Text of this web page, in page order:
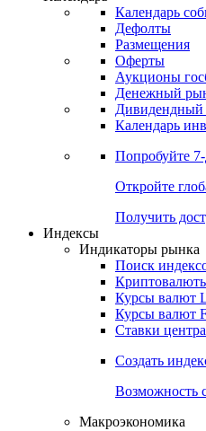
Откройте
Получить
Календарь
Календарь
Дефолты
Размещения
Оферты
Денежный
Календарь
Попробуйте
Откройте
Получить
Индикаторы рынка
Поиск
Курсы валют
Ставки
Создать индекс